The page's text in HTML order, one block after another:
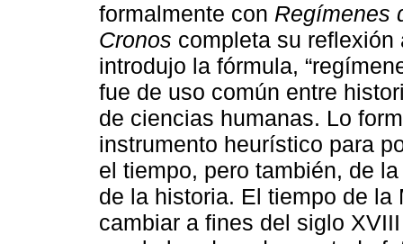
formalmente con Regímenes
Cronos completa su
introdujo la fórmula,
fue de uso común entre
de ciencias humanas. Lo
instrumento heurístico para
el tiempo, pero también, de
de la historia. El tiempo de
cambiar a fines del siglo